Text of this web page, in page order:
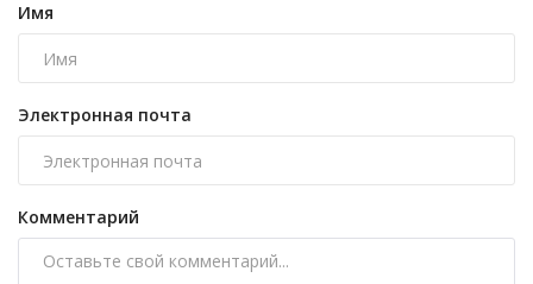
Имя
Электронная почта
Комментарий